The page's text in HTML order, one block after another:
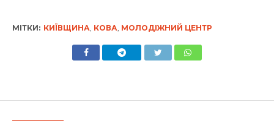
МІТКИ: КИЇВЩИНА, КОВА, МОЛОДІЖНИЙ ЦЕНТР